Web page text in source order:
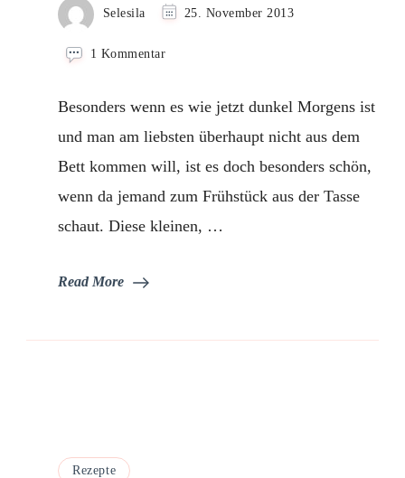
Selesila 25. November 2013
1 Kommentarzu
Besonders wenn es wie jetzt dunkel Morgens ist
und man am liebsten überhaupt nicht aus dem
Bett kommen will, ist es doch besonders schön,
wenn da jemand zum Frühstück aus der Tasse
schaut. Diese kleinen, …
Read More
Rezepte